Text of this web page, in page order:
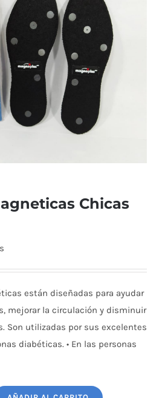
Chicas
están diseñadas para ayudar
mejorar la circulación y disminuir
Son utilizadas por sus excelentes
diabéticas. • En las personas